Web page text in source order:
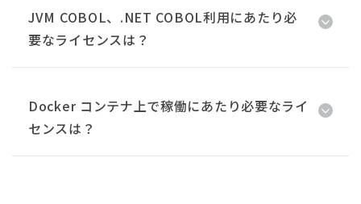
JVM COBOL、.NET COBOL利用にあたり必
要なライセンスは？
Docker コンテナ上で稼働にあたり必要なライ
センスは？